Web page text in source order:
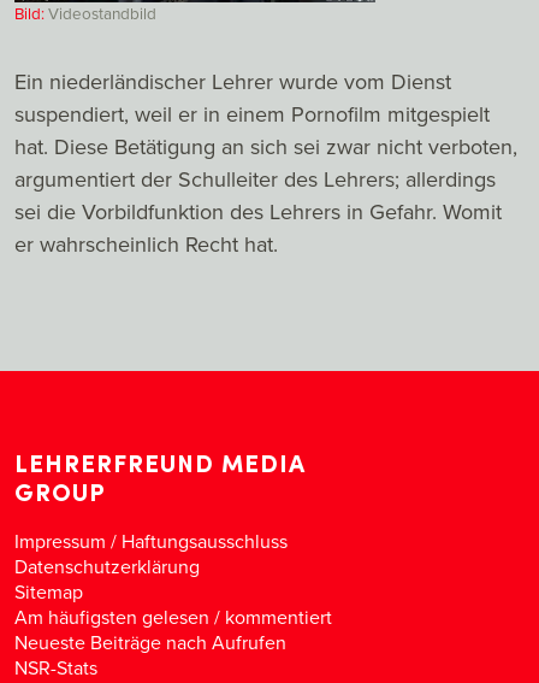
Bild:Videostandbild
Ein niederländischer Lehrer wurde vom Dienst
suspendiert, weil er in einem Pornofilm mitgespielt
hat. Diese Betätigung an sich sei zwar nicht verboten,
argumentiert der Schulleiter des Lehrers; allerdings
sei die Vorbildfunktion des Lehrers in Gefahr. Womit
er wahrscheinlich Recht hat.
LEHRERFREUND MEDIA
GROUP
Impressum / Haftungsausschluss
Datenschutzerklärung
Sitemap
Am häufigsten gelesen / kommentiert
Neueste Beiträge nach Aufrufen
NSR-Stats